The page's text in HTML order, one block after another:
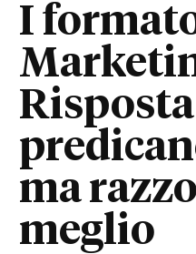
I
ma
meglio